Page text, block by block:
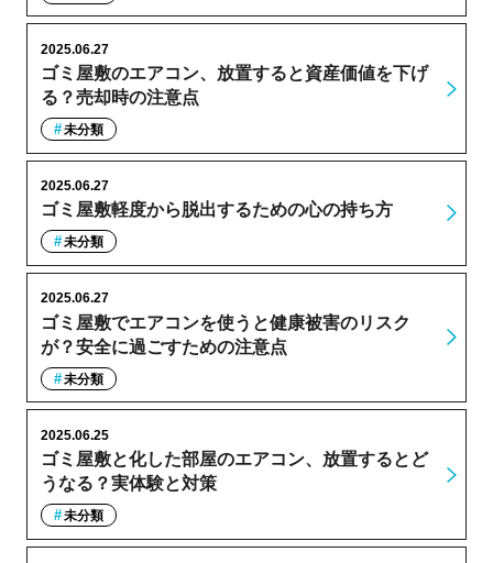
ゴミ屋敷のエアコン、放置すると資産価値を下げ
る？売却時の注意点
2025.06.27
未分類
ゴミ屋敷軽度から脱出するための心の持ち方
2025.06.27
未分類
ゴミ屋敷でエアコンを使うと健康被害のリスク
が？安全に過ごすための注意点
2025.06.27
未分類
ゴミ屋敷と化した部屋のエアコン、放置するとど
うなる？実体験と対策
2025.06.25
未分類